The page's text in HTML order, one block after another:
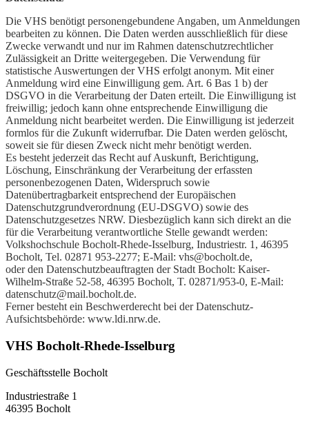
Die VHS benötigt personengebundene Angaben, um Anmeldungen
bearbeiten zu können. Die Daten werden ausschließlich für diese
Zwecke verwandt und nur im Rahmen datenschutzrechtlicher
Zulässigkeit an Dritte weitergegeben. Die Verwendung für
statistische Auswertungen der VHS erfolgt anonym. Mit einer
Anmeldung wird eine Einwilligung gem. Art. 6 Bas 1 b) der
DSGVO in die Verarbeitung der Daten erteilt. Die Einwilligung ist
freiwillig; jedoch kann ohne entsprechende Einwilligung die
Anmeldung nicht bearbeitet werden. Die Einwilligung ist jederzeit
formlos für die Zukunft widerrufbar. Die Daten werden gelöscht,
soweit sie für diesen Zweck nicht mehr benötigt werden.
Es besteht jederzeit das Recht auf Auskunft, Berichtigung,
Löschung, Einschränkung der Verarbeitung der erfassten
personenbezogenen Daten, Widerspruch sowie
Datenübertragbarkeit entsprechend der Europäischen
Datenschutzgrundverordnung (EU-DSGVO) sowie des
Datenschutzgesetzes NRW. Diesbezüglich kann sich direkt an die
für die Verarbeitung verantwortliche Stelle gewandt werden:
Volkshochschule Bocholt-Rhede-Isselburg, Industriestr. 1, 46395
Bocholt, Tel. 02871 953-2277; E-Mail: vhs@bocholt.de,
oder den Datenschutzbeauftragten der Stadt Bocholt: Kaiser-
Wilhelm-Straße 52-58, 46395 Bocholt, T. 02871/953-0, E-Mail:
datenschutz@mail.bocholt.de.
Ferner besteht ein Beschwerderecht bei der Datenschutz-
Aufsichtsbehörde: www.ldi.nrw.de.
VHS Bocholt-Rhede-Isselburg
Geschäftsstelle Bocholt
Industriestraße 1
46395 Bocholt